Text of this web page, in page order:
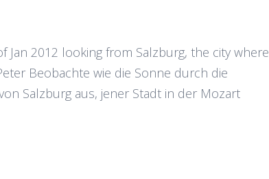
2012 looking from Salzburg, the city where
Beobachte wie die Sonne durch die
Salzburg aus, jener Stadt in der Mozart